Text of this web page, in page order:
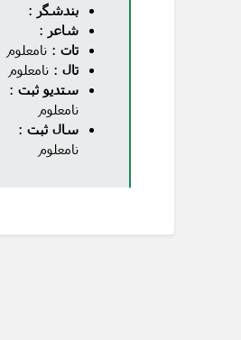
بندشگر :
شاعر :
تات : نامعلوم
تال : نامعلوم
ستدیو ثبت :
نامعلوم
سال ثبت :
نامعلوم